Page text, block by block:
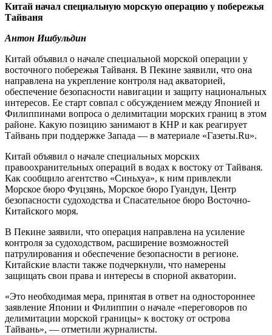
Китай начал специальную морскую операцию у побережья
Тайваня
Антон Ишбульдин
Китай объявил о начале специальной морской операции у
восточного побережья Тайваня. В Пекине заявили, что она
направлена на укрепление контроля над акваторией,
обеспечение безопасности навигации и защиту национальных
интересов. Ее старт совпал с обсуждением между Японией и
Филиппинами вопроса о делимитации морских границ в этом
районе. Какую позицию занимают в КНР и как реагирует
Тайвань при поддержке Запада — в материале «Газеты.Ru».
Китай объявил о начале специальных морских
правоохранительных операций в водах к востоку от Тайваня.
Как сообщило агентство «Синьхуа», к ним привлекли
Морское бюро Фуцзянь, Морское бюро Гуандун, Центр
безопасности судоходства и Спасательное бюро Восточно-
Китайского моря.
В Пекине заявили, что операция направлена на усиление
контроля за судоходством, расширение возможностей
патрулирования и обеспечение безопасности в регионе.
Китайские власти также подчеркнули, что намерены
защищать свои права и интересы в спорной акватории.
«Это необходимая мера, принятая в ответ на одностороннее
заявление Японии и Филиппин о начале «переговоров по
делимитации морской границы» к востоку от острова
Тайвань», — отметили журналисты.